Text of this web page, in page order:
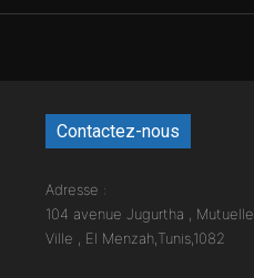
Contactez-nous
Adresse :
104 avenue Jugurtha , Mutuelle
Ville , El Menzah,Tunis,1082